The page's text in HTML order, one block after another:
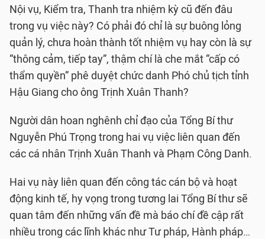
Nội vụ, Kiểm tra, Thanh tra nhiệm kỳ cũ đến đâu
trong vụ việc này? Có phải đó chỉ là sự buông lỏng
quản lý, chưa hoàn thành tốt nhiệm vụ hay còn là sự
“thông cảm, tiếp tay”, thậm chí là che mắt “cấp có
thẩm quyền” phê duyệt chức danh Phó chủ tịch tỉnh
Hậu Giang cho ông Trịnh Xuân Thanh?
Người dân hoan nghênh chỉ đạo của Tổng Bí thư
Nguyễn Phú Trọng trong hai vụ việc liên quan đến
các cá nhân Trịnh Xuân Thanh và Phạm Công Danh.
Hai vụ này liên quan đến công tác cán bộ và hoạt
động kinh tế, hy vọng trong tương lai Tổng Bí thư sẽ
quan tâm đến những vấn đề mà báo chí đề cập rất
nhiều trong các lĩnh khác như Tư pháp, Hành pháp…